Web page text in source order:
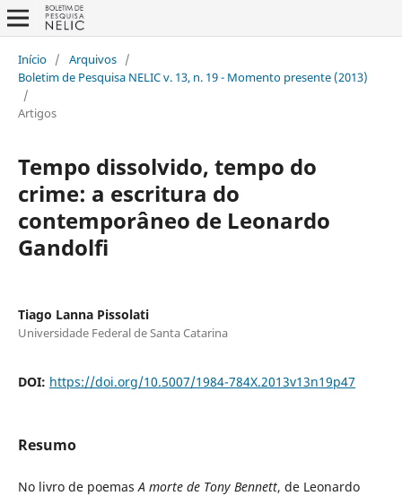
Início / Arquivos /
Boletim de Pesquisa NELIC v. 13, n. 19 - Momento presente (2013)
/
Artigos
Tempo dissolvido, tempo do
crime: a escritura do
contemporâneo de Leonardo
Gandolfi
Tiago Lanna Pissolati
Universidade Federal de Santa Catarina
DOI: https://doi.org/10.5007/1984-784X.2013v13n19p47
Resumo
No livro de poemasA morte de Tony Ben­nett, de Leo­nardo